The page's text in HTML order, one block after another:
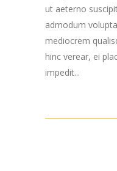
ut aeterno
admodum
mediocrem
hinc verear, ei
impedit...